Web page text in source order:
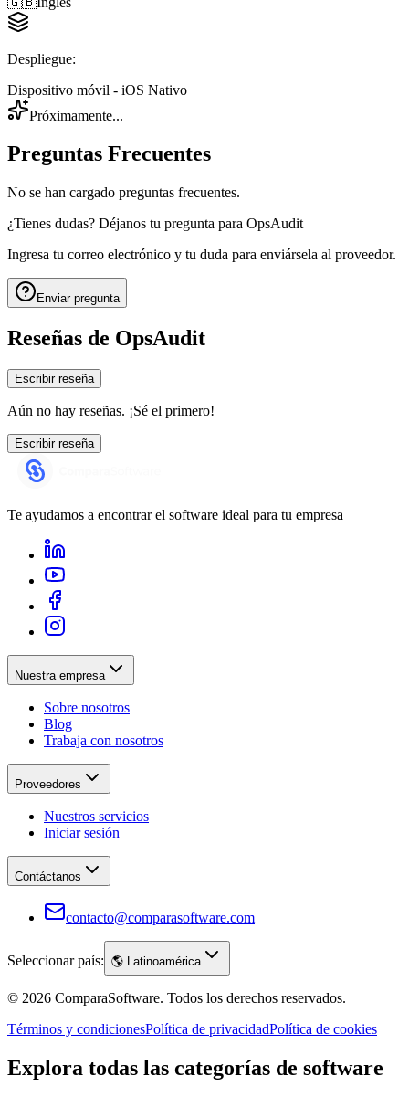
Despliegue:
Dispositivo móvil - iOS Nativo
Próximamente...
Preguntas Frecuentes
No se han cargado preguntas frecuentes.
¿Tienes dudas? Déjanos tu pregunta para OpsAudit
Ingresa tu correo electrónico y tu duda para enviársela al proveedor.
Enviar pregunta
Reseñas de OpsAudit
Escribir reseña
Aún no hay reseñas. ¡Sé el primero!
Escribir reseña
Te ayudamos a encontrar el software ideal para tu empresa
Nuestra empresa
Sobre nosotros
Blog
Trabaja con nosotros
Proveedores
Nuestros servicios
Iniciar sesión
Contáctanos
contacto@comparasoftware.com
Seleccionar país: 🌎 Latinoamérica
© 2026 ComparaSoftware. Todos los derechos reservados.
Términos y condicionesPolítica de privacidadPolítica de cookies
Explora todas las categorías de software